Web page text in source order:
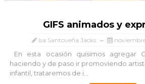
GIFS animados y
Isa Santoveña Jacks
En esta ocasión quisimos agregar
haciendo y de paso ir promoviendo
infantil, trataremos de i...